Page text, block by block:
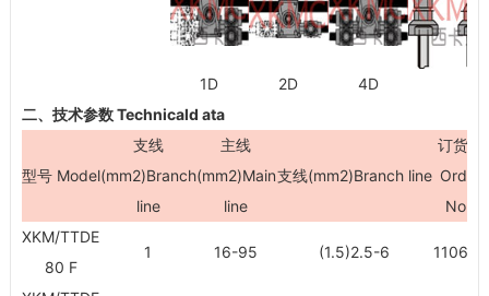
1D 2D
4D
二、技术参数 Technicald ata
型号 Model
支线
(mm2)Branch
line
主线
(mm2)Main
line
支线(mm2)Branch line
订货号
Order
No .
XKM/TTDE
80 F
1 16-95 (1.5)2.5-6 110657